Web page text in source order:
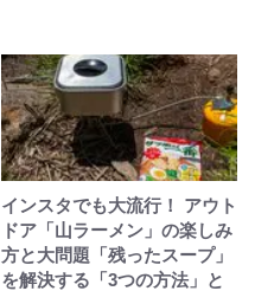
インスタでも大流行！ アウト
ドア「山ラーメン」の楽しみ
方と大問題「残ったスープ」
を解決する「3つの方法」と